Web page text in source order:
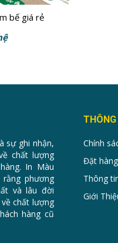
bế giá rẻ
sự ghi nhận,
chất lượng
In Màu
phương
và lâu đời
chất lượng
hàng cũ
Chính
Đặt
Thông
Giới